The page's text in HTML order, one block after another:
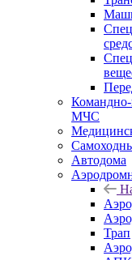
МЧС
Автодома
Трап